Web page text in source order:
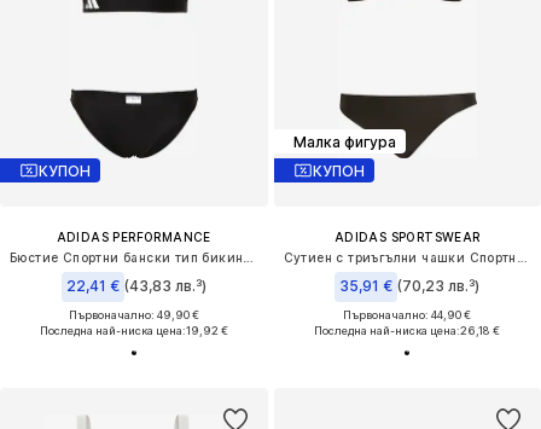
КУПОН
ADIDAS PERFORMANCE
22,41 € (43,83 лв.³)
Първоначално: 49,90 €
Последна най-ниска цена:19,92 €
Малка фигура
КУПОН
ADIDAS SPORTSWEAR
35,91 € (70,23 лв.³)
Първоначално: 44,90 €
Последна най-ниска цена:26,18 €